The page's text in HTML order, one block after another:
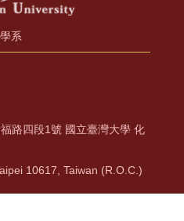
系
路四段1號 國立臺灣大學 化
10617, Taiwan (R.O.C.)